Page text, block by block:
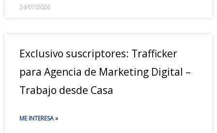
24/07/2026
Exclusivo suscriptores: Trafficker
para Agencia de Marketing Digital –
Trabajo desde Casa
ME INTERESA »